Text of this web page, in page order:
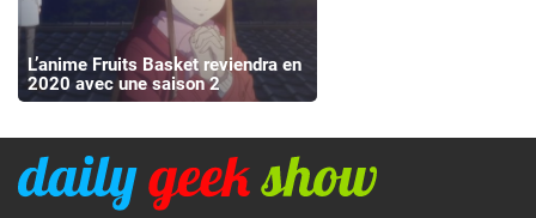
L’anime Fruits Basket reviendra en
2020 avec une saison 2